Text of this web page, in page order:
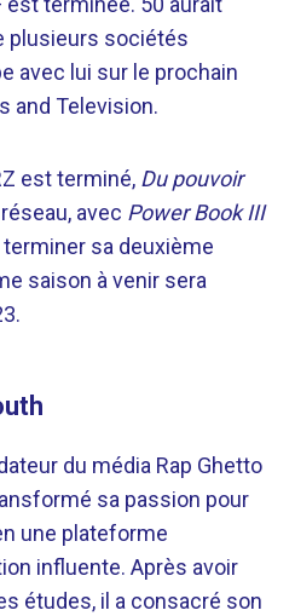
plusieurs sociétés
avec lui sur le prochain
and Television.
est terminé, Du pouvoir
avec Power Book III
sa deuxième
saison à venir sera
du média Rap Ghetto
sa passion pour
une plateforme
influente. Après avoir
études, il a consacré son